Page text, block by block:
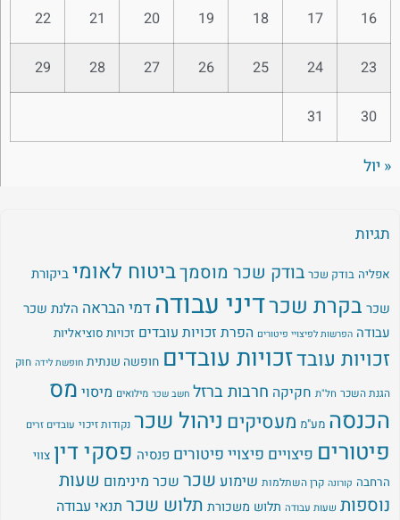
16
17
18
19
20
21
22
23
24
25
26
27
28
29
30
31
« יול
תגיות
אפליה בודק שכר בודק שכר מוסמךביטוח לאומי ביקורת
שכרבקרת שכרדיני עבודהדמי הבראההלנת שכר
עבודה הפרשות לפיצויי פיטורים הפרת זכויות עובדים זכויות סוציאליות
זכויות עובדזכויות עובדים חופשה שנתית חופשת לידה חוק
הגנת השכר חל"ת חקיקהחרבות ברזל חשב שכר מילואים מיסוימס
הכנסה מע"מ מעסיקיםניהול שכר נקודות זיכוי עובדים זרים
פיטוריםפיצוייםפיצויי פיטוריםפנסיהפסקי דין צווי
הרחבה קורונה קרן השתלמות שימועשכרשכר מינימוםשעות
נוספות שעות עבודה תלוש משכורתתלוש שכרתנאי עבודה